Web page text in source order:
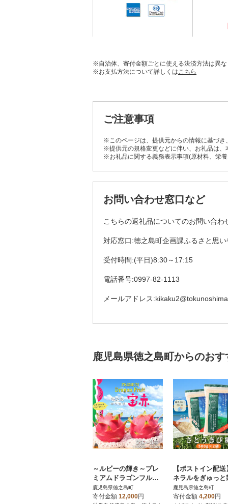
※自治体、寄付金額ごとに使える決済方法は異
※お支払方法について詳しくはこちら
ご注意事項
※このページは、提供元からの情報に基づき
※提供元の規格変更などに伴い、お礼品は
※お礼品に関する義務表示事項(原材料、栄
お問い合わせ窓口など
こちらの返礼品についてのお問い合わ
対応窓口:徳之島町企画課ふるさと思
受付時間:(平日)8:30～17:15
電話番号:0997-82-1113
メールアドレス
鹿児島県徳之島町からのお
～ルビーの輝き～プレ
ミアムドラゴンフルー
ツ“徳之島宝赤”(1kg～
1.5kg)
鹿児島県徳之島町
寄付金額 12,000円
【ポストイン配
ネラルをぎゅっと
さとうきび糖 素
だきとう)(500g×2
鹿児島県徳之島町
寄付金額 4,200円